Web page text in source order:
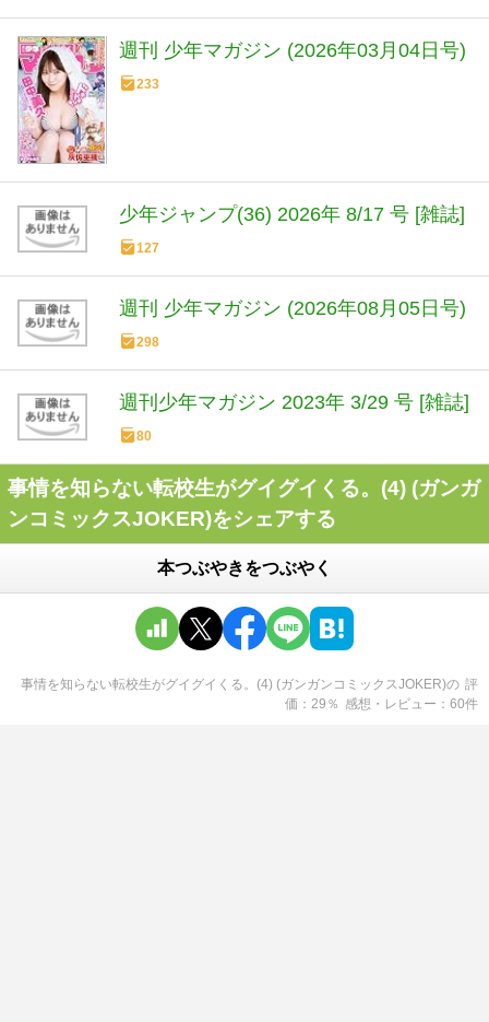
週刊 少年マガジン (2026年03月04日号)
233
少年ジャンプ(36) 2026年 8/17 号 [雑誌]
127
週刊 少年マガジン (2026年08月05日号)
298
週刊少年マガジン 2023年 3/29 号 [雑誌]
80
事情を知らない転校生がグイグイくる。(4) (ガンガ
ンコミックスJOKER)をシェアする
本つぶやきをつぶやく
事情を知らない転校生がグイグイくる。(4) (ガンガンコミックスJOKER)の 評
価
29 ％ 感想・レビュー 60件